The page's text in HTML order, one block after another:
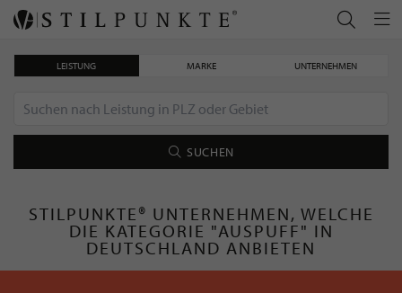
LEISTUNG MARKE UNTERNEHMEN
SUCHEN
STILPUNKTE® UNTERNEHMEN, WELCHE
DIE KATEGORIE "AUSPUFF" IN
DEUTSCHLAND ANBIETEN